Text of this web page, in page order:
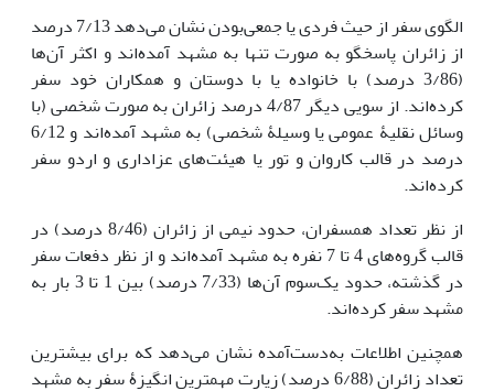
الگوی سفر از حیث فردی یا جمعی‌بودن نشان می‌دهد 7/13 درصد
از زائران پاسخگو به صورت تنها به مشهد آمده‌اند و اکثر آن‌ها
(3/86 درصد) با خانواده یا با دوستان و همکاران خود سفر
کرده‌اند. از سویی دیگر 4/87 درصد زائران به صورت شخصی (با
وسائل نقلیۀ عمومی یا وسیلۀ شخصی) به مشهد آمده‌اند و 6/12
درصد در قالب کاروان و تور یا هیئت‌های عزاداری و اردو سفر
کرده‌اند.
از نظر تعداد همسفران، حدود نیمی از زائران (8/46 درصد) در
قالب گروه‌های 4 تا 7 نفره به مشهد آمده‌اند و از نظر دفعات سفر
در گذشته، حدود یک‌سوم آن‌ها (7/33 درصد) بین 1 تا 3 بار به
مشهد سفر کرده‌اند.
همچنین اطلاعات به‌دست‌آمده نشان می‌دهد که برای بیشترین
تعداد زائران (6/88 درصد) زیارت مهم­ترین انگیزۀ سفر به مشهد